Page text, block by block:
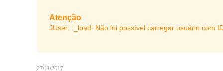
Atenção
JUser: :_load: Não foi possível carregar usuário com
27/11/2017